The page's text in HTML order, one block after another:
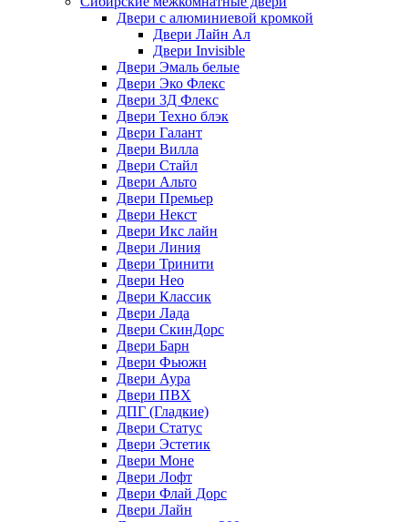
Двери с алюминиевой кромкой
Двери Лайн Ал
Двери Invisible
Двери Эмаль белые
Двери Эко Флекс
Двери 3Д Флекс
Двери Техно блэк
Двери Галант
Двери Вилла
Двери Стайл
Двери Альто
Двери Премьер
Двери Некст
Двери Икс лайн
Двери Линия
Двери Тринити
Двери Нео
Двери Классик
Двери Лада
Двери СкинДорс
Двери Барн
Двери Фьюжн
Двери Аура
Двери ПВХ
ДПГ (Гладкие)
Двери Статус
Двери Эстетик
Двери Моне
Двери Лофт
Двери Флай Дорс
Двери Лайн